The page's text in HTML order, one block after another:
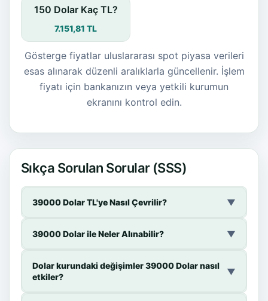
150 Dolar Kaç TL?
7.151,81 TL
Gösterge fiyatlar uluslararası spot piyasa verileri
esas alınarak düzenli aralıklarla güncellenir. İşlem
fiyatı için bankanızın veya yetkili kurumun
ekranını kontrol edin.
Sıkça Sorulan Sorular (SSS)
39000 Dolar TL'ye Nasıl Çevrilir? ▼
39000 Dolar ile Neler Alınabilir? ▼
Dolar kurundaki değişimler 39000 Dolar nasıl
etkiler?
▼